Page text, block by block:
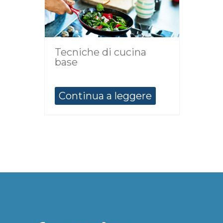
Tecniche di cucina
base
Continua a leggere